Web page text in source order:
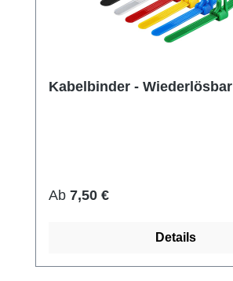
Kabelbinder - Wiederlösbar
Regulärer Preis:
Ab 7,50 €
Details